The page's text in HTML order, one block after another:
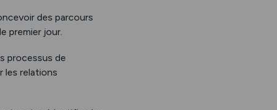
des parcours
premier jour.
processus de
les relations